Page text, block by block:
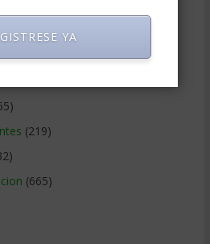
(172)
(219)
(665)
YA